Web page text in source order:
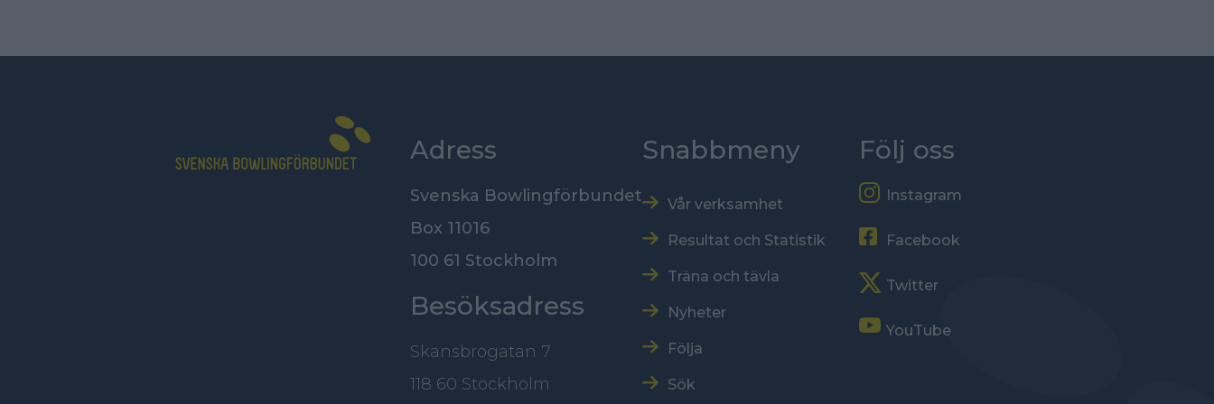
Adress
Svenska Bowlingförbundet
Box 11016
100 61 Stockholm
Besöksadress
Skansbrogatan 7
118 60 Stockholm
Snabbmeny
Vår verksamhet
Resultat och Statistik
Träna och tävla
Nyheter
Följa
Sök
Följ oss
Instagram
Facebook
Twitter
YouTube